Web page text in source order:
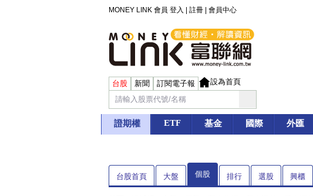
MONEY LINK 會員 登入 註冊 會員中心
台股 新聞 訂閱電子報 設為首頁
證期權 ETF 基金 國際 外匯
台股首頁 大盤 個股 排行 選股 興櫃